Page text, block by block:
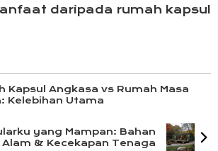
daripada rumah kapsul
Kapsul Angkasa vs Rumah Masa
Kelebihan Utama
yang Mampan: Bahan
Alam & Kecekapan Tenaga